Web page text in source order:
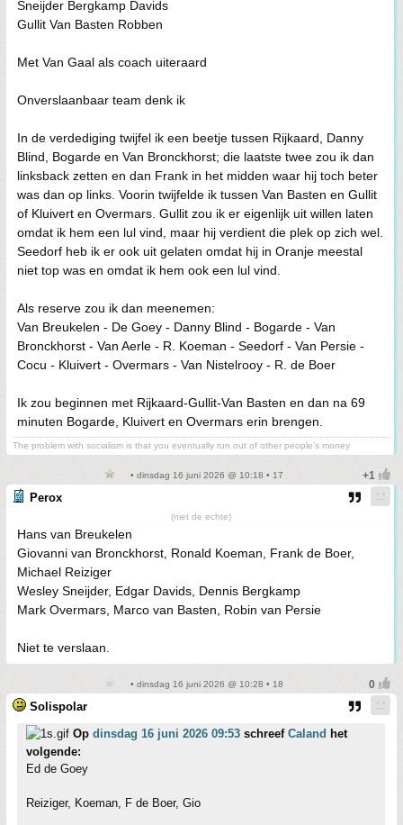
Sneijder Bergkamp Davids
Gullit Van Basten Robben
Met Van Gaal als coach uiteraard
Onverslaanbaar team denk ik
In de verdediging twijfel ik een beetje tussen Rijkaard, Danny
Blind, Bogarde en Van Bronckhorst; die laatste twee zou ik dan
linksback zetten en dan Frank in het midden waar hij toch beter
was dan op links. Voorin twijfelde ik tussen Van Basten en Gullit
of Kluivert en Overmars. Gullit zou ik er eigenlijk uit willen laten
omdat ik hem een lul vind, maar hij verdient die plek op zich wel.
Seedorf heb ik er ook uit gelaten omdat hij in Oranje meestal
niet top was en omdat ik hem ook een lul vind.
Als reserve zou ik dan meenemen:
Van Breukelen - De Goey - Danny Blind - Bogarde - Van
Bronckhorst - Van Aerle - R. Koeman - Seedorf - Van Persie -
Cocu - Kluivert - Overmars - Van Nistelrooy - R. de Boer
Ik zou beginnen met Rijkaard-Gullit-Van Basten en dan na 69
minuten Bogarde, Kluivert en Overmars erin brengen.
The problem with socialism is that you eventually run out of other people's money
• dinsdag 16 juni 2026 @ 10:18 • 17
Perox
(niet de echte)
Hans van Breukelen
Giovanni van Bronckhorst, Ronald Koeman, Frank de Boer,
Michael Reiziger
Wesley Sneijder, Edgar Davids, Dennis Bergkamp
Mark Overmars, Marco van Basten, Robin van Persie
Niet te verslaan.
• dinsdag 16 juni 2026 @ 10:28 • 18
Solispolar
Op dinsdag 16 juni 2026 09:53 schreef Caland het
volgende:
Ed de Goey
Reiziger, Koeman, F de Boer, Gio